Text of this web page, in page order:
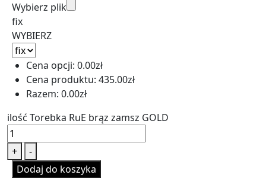
Wybierz plik
fix
WYBIERZ
Cena opcji: 0.00zł
Cena produktu: 435.00zł
Razem: 0.00zł
ilość Torebka RuE brąz zamsz GOLD
+
-
Dodaj do koszyka